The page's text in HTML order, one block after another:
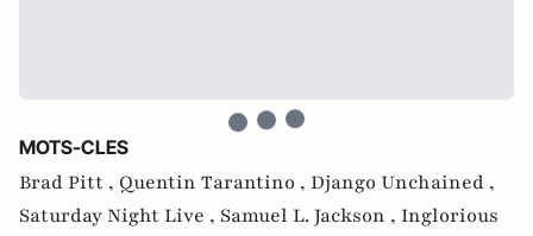
MOTS-CLES
Brad Pitt , Quentin Tarantino , Django Unchained ,
Saturday Night Live , Samuel L. Jackson , Inglorious